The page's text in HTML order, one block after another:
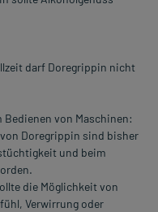
darf Doregrippin nicht
von Maschinen:
Doregrippin sind bisher
und beim
die Möglichkeit von
Verwirrung oder